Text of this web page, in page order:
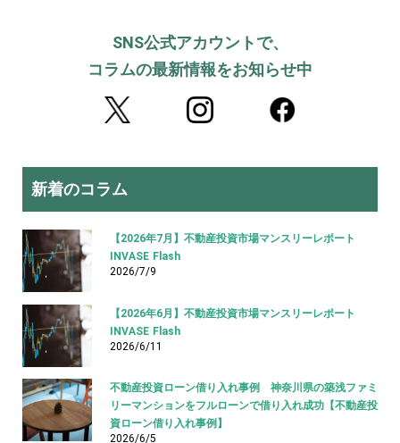
SNS公式アカウントで、
コラムの最新情報をお知らせ中
新着のコラム
【2026年7月】不動産投資市場マンスリーレポート
INVASE Flash
2026/7/9
【2026年6月】不動産投資市場マンスリーレポート
INVASE Flash
2026/6/11
不動産投資ローン借り入れ事例 神奈川県の築浅ファミ
リーマンションをフルローンで借り入れ成功【不動産投
資ローン借り入れ事例】
2026/6/5